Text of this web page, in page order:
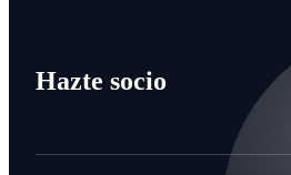
Hazte socio